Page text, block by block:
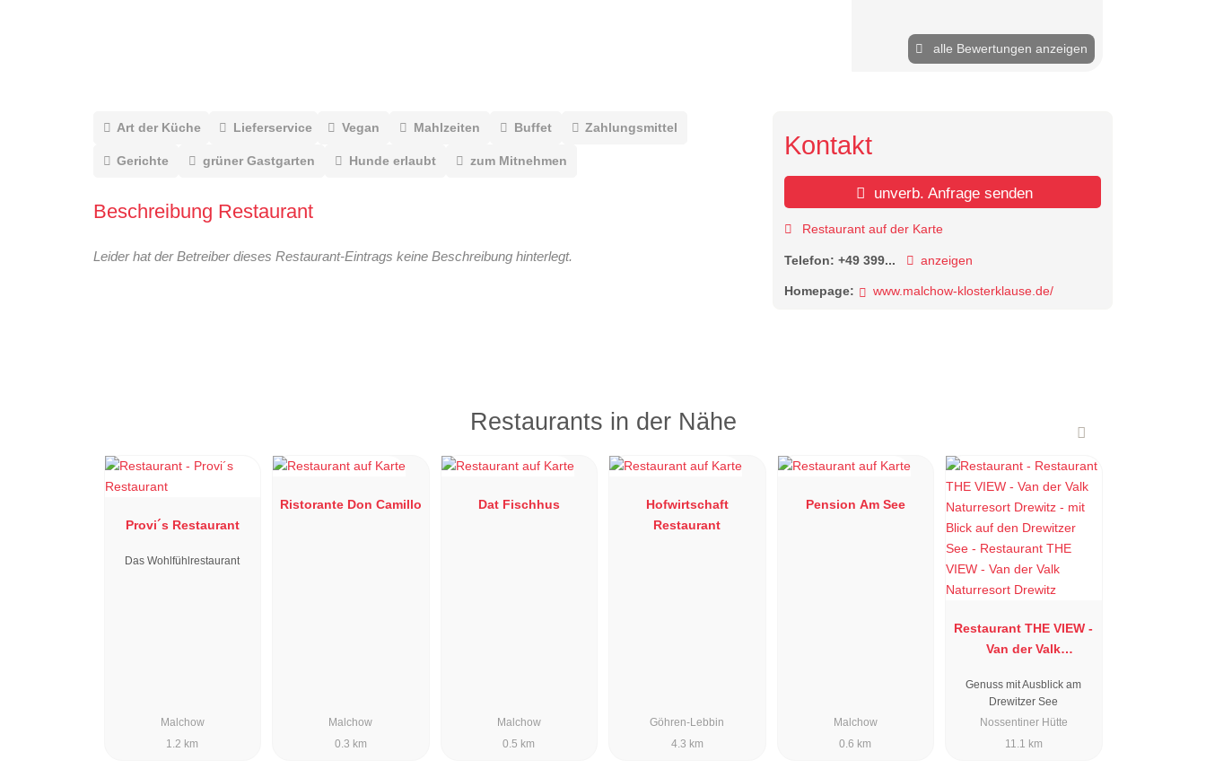
alle Bewertungen anzeigen
Art der Küche Lieferservice Vegan Mahlzeiten Buffet Zahlungsmittel
Gerichte grüner Gastgarten Hunde erlaubt zum Mitnehmen
Beschreibung Restaurant
Leider hat der Betreiber dieses Restaurant-Eintrags keine Beschreibung hinterlegt.
Kontakt
unverb. Anfrage senden
Restaurant auf der Karte
Telefon:+49 399... anzeigen
Homepage: www.malchow-klosterklause.de/
Restaurants in der Nähe
Provi´s Restaurant
Das Wohlfühlrestaurant
Malchow
1.2 km
Ristorante Don Camillo
Malchow
0.3 km
Dat Fischhus
Malchow
0.5 km
Hofwirtschaft
Restaurant
Göhren-Lebbin
4.3 km
Pension Am See
Malchow
0.6 km
Restaurant THE VIEW -
Van der Valk
Genuss mit Ausblick am
Drewitzer See
Nossentiner Hütte
11.1 km